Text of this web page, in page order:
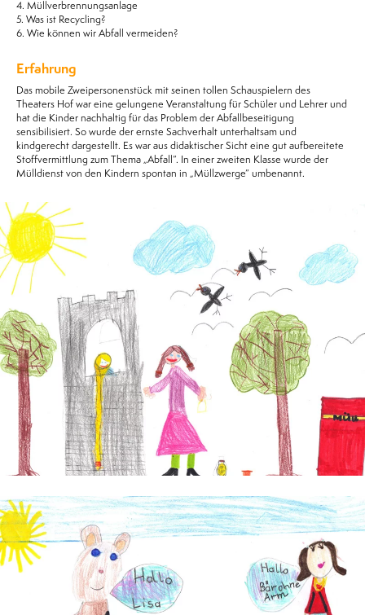
4. Müllverbrennungsanlage
5. Was ist Recycling?
6. Wie können wir Abfall vermeiden?
Erfahrung
Das mobile Zweipersonenstück mit seinen tollen Schauspielern des
Theaters Hof war eine gelungene Veranstaltung für Schüler und Lehrer und
hat die Kinder nachhaltig für das Problem der Abfallbeseitigung
sensibilisiert. So wurde der ernste Sachverhalt unterhaltsam und
kindgerecht dargestellt. Es war aus didaktischer Sicht eine gut aufbereitete
Stoffvermittlung zum Thema „Abfall“. In einer zweiten Klasse wurde der
Mülldienst von den Kindern spontan in „Müllzwerge“ umbenannt.